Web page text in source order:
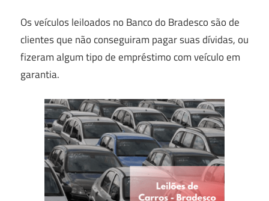
Os veículos leiloados no Banco do Bradesco são de
clientes que não conseguiram pagar suas dívidas, ou
fizeram algum tipo de empréstimo com veículo em
garantia.